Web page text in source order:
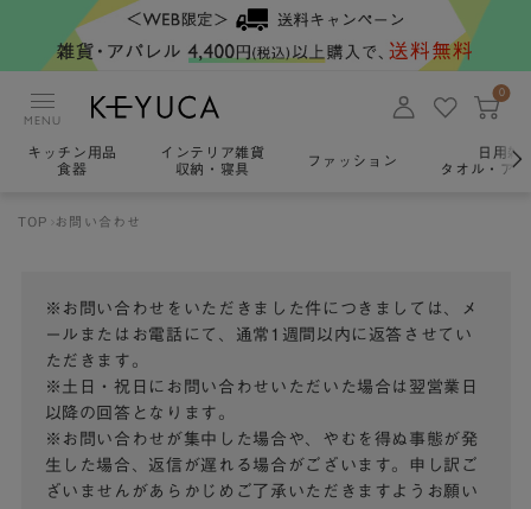
MENU
0
キッチン用品
食器
インテリア雑貨
収納・寝具
ファッション
日用雑
タオル・ア
TOP お問い合わせ
※お問い合わせをいただきました件につきましては、メ
ールまたはお電話にて、通常1週間以内に返答させてい
ただきます。
※土日・祝日にお問い合わせいただいた場合は翌営業日
以降の回答となります。
※お問い合わせが集中した場合や、やむを得ぬ事態が発
生した場合、返信が遅れる場合がございます。申し訳ご
ざいませんがあらかじめご了承いただきますようお願い